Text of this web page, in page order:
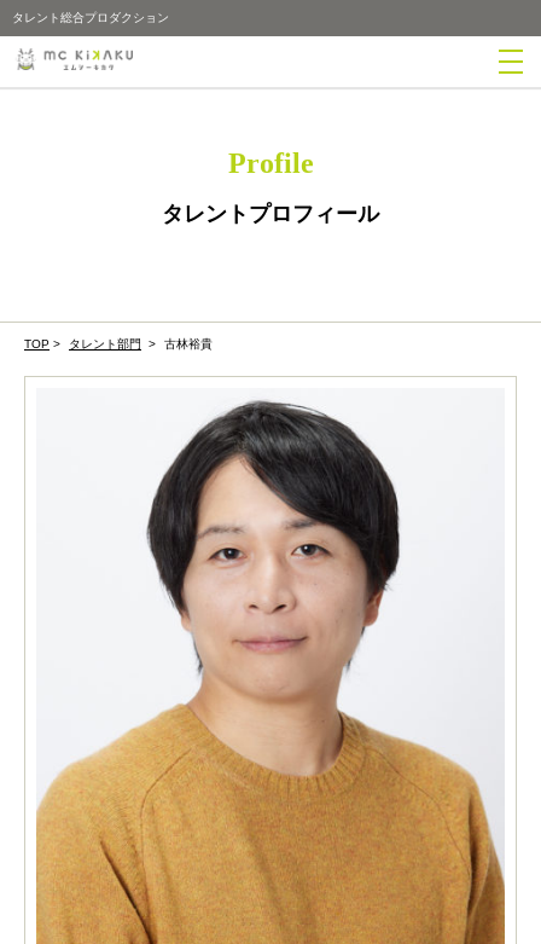
タレント総合プロダクション
Profile
タレントプロフィール
TOP > タレント部門 > 古林裕貴